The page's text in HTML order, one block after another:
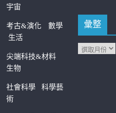
宇宙
考古&演化
數學
生活
尖端科技&材料
生物
社會科學科學藝
術
彙整